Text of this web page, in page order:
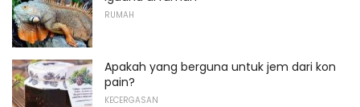
RUMAH
Apakah yang berguna untuk jem dari kon
pain?
KECERGASAN